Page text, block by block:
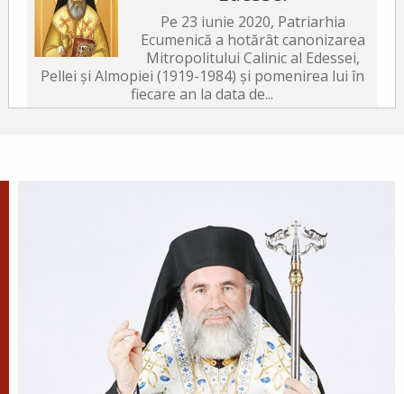
Pe 23 iunie 2020, Patriarhia
Ecumenică a hotărât canonizarea
Mitropolitului Calinic al Edessei,
Pellei și Almopiei (1919-1984) și pomenirea lui în
fiecare an la data de...
Sfântul Ierarh Emilian,
mărturisitorul lui Hristos, a trăit
pe vremea împărăției lui Leon Armeanul,
luptătorul împotriva icoanelor, și fiind el episcop
al Cizicului, de...
Sfântul Ierarh Miron,